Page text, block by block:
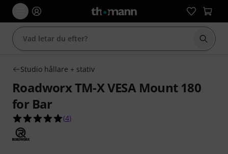
Börja
Studio hållare + stativ
Roadworx TM-X VESA Mount 180
for Bar
5.0 av 5 stjärnor från 4 kundbetyg
(4)